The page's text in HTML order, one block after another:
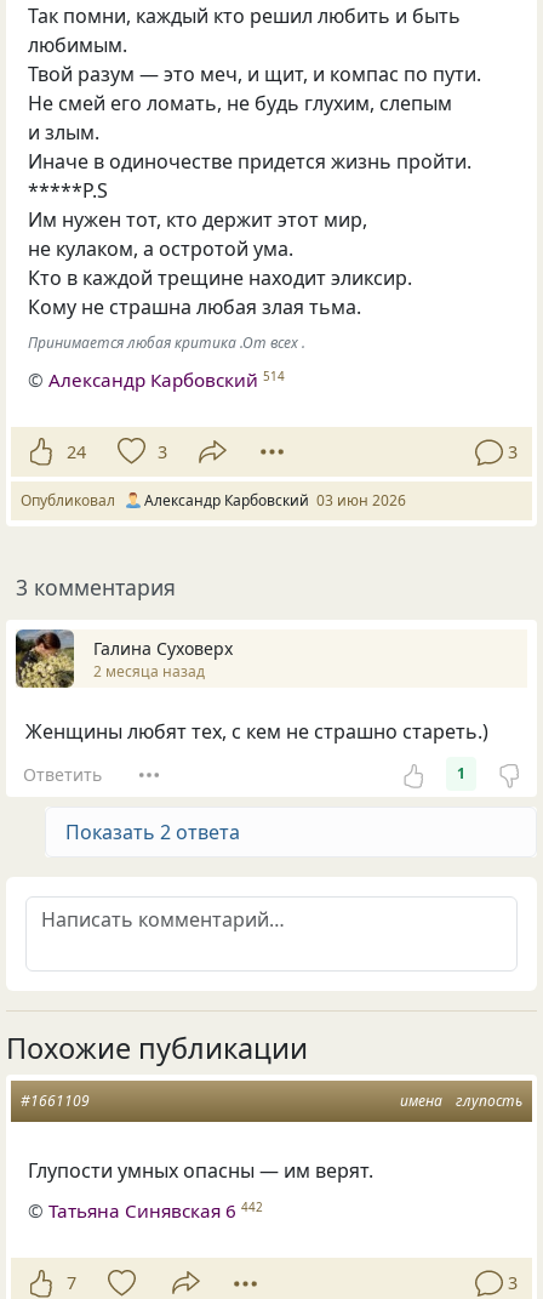
Так помни, каждый кто решил любить и быть
любимым.
Твой разум — это меч, и щит, и компас по пути.
Не смей его ломать, не будь глухим, слепым
и злым.
Иначе в одиночестве придется жизнь пройти.
*****P.S
Им нужен тот, кто держит этот мир,
не кулаком, а остротой ума.
Кто в каждой трещине находит эликсир.
Кому не страшна любая злая тьма.
Принимается любая критика .От всех .
©Александр Карбовский 514
24 3 3
Опубликовал Александр Карбовский 03 июн 2026
3 комментария
Галина Суховерх
2 месяца назад
Женщины любят тех, с кем не страшно стареть.)
Ответить 1
Показать 2 ответа
Похожие публикации
имена глупость
#1661109
Глупости умных опасны — им верят.
©Татьяна Синявская 6 442
7 3